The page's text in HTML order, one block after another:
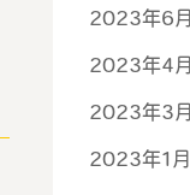
2023年6月
2023年4月
2023年3月
2023年1月